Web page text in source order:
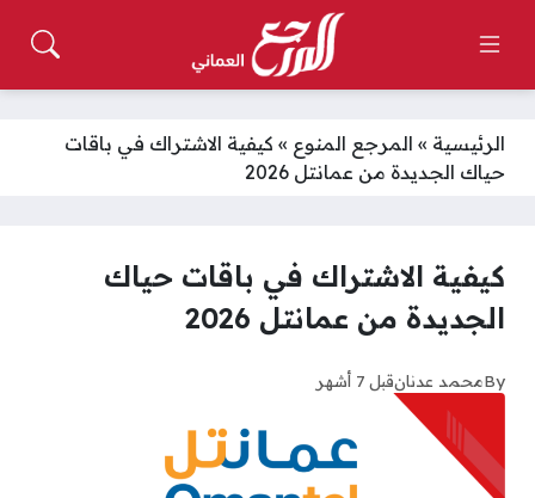
الرئيسية » المرجع المنوع » كيفية الاشتراك في باقات
حياك الجديدة من عمانتل 2026
كيفية الاشتراك في باقات حياك
الجديدة من عمانتل 2026
Byمحمد عدنانقبل 7 أشهر